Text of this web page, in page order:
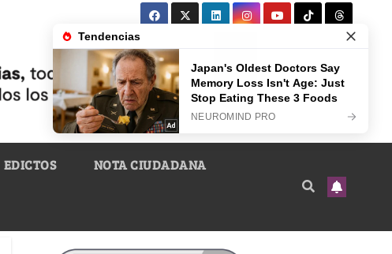
EDICTOS NOTA CIUDADANA